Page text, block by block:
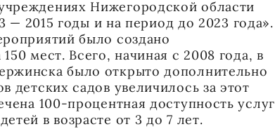
Нижегородской области
— 2015 годы и на период до 2023 года».
было создано
мест. Всего, начиная с 2008 года, в
было открыто дополнительно
детских садов увеличилось за этот
100-процентная доступность услуг
в возрасте от 3 до 7 лет.